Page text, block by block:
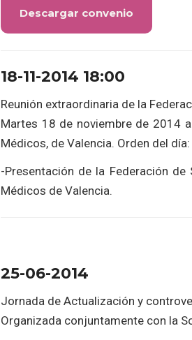
Descargar convenio
18-11-2014 18:00
Reunión extraordinaria de la
Martes 18 de noviembre de 2014
Médicos, de Valencia. Orden del día:
-Presentación de la Federación
Médicos de Valencia.
25-06-2014
Jornada de Actualización y
Organizada conjuntamente con la